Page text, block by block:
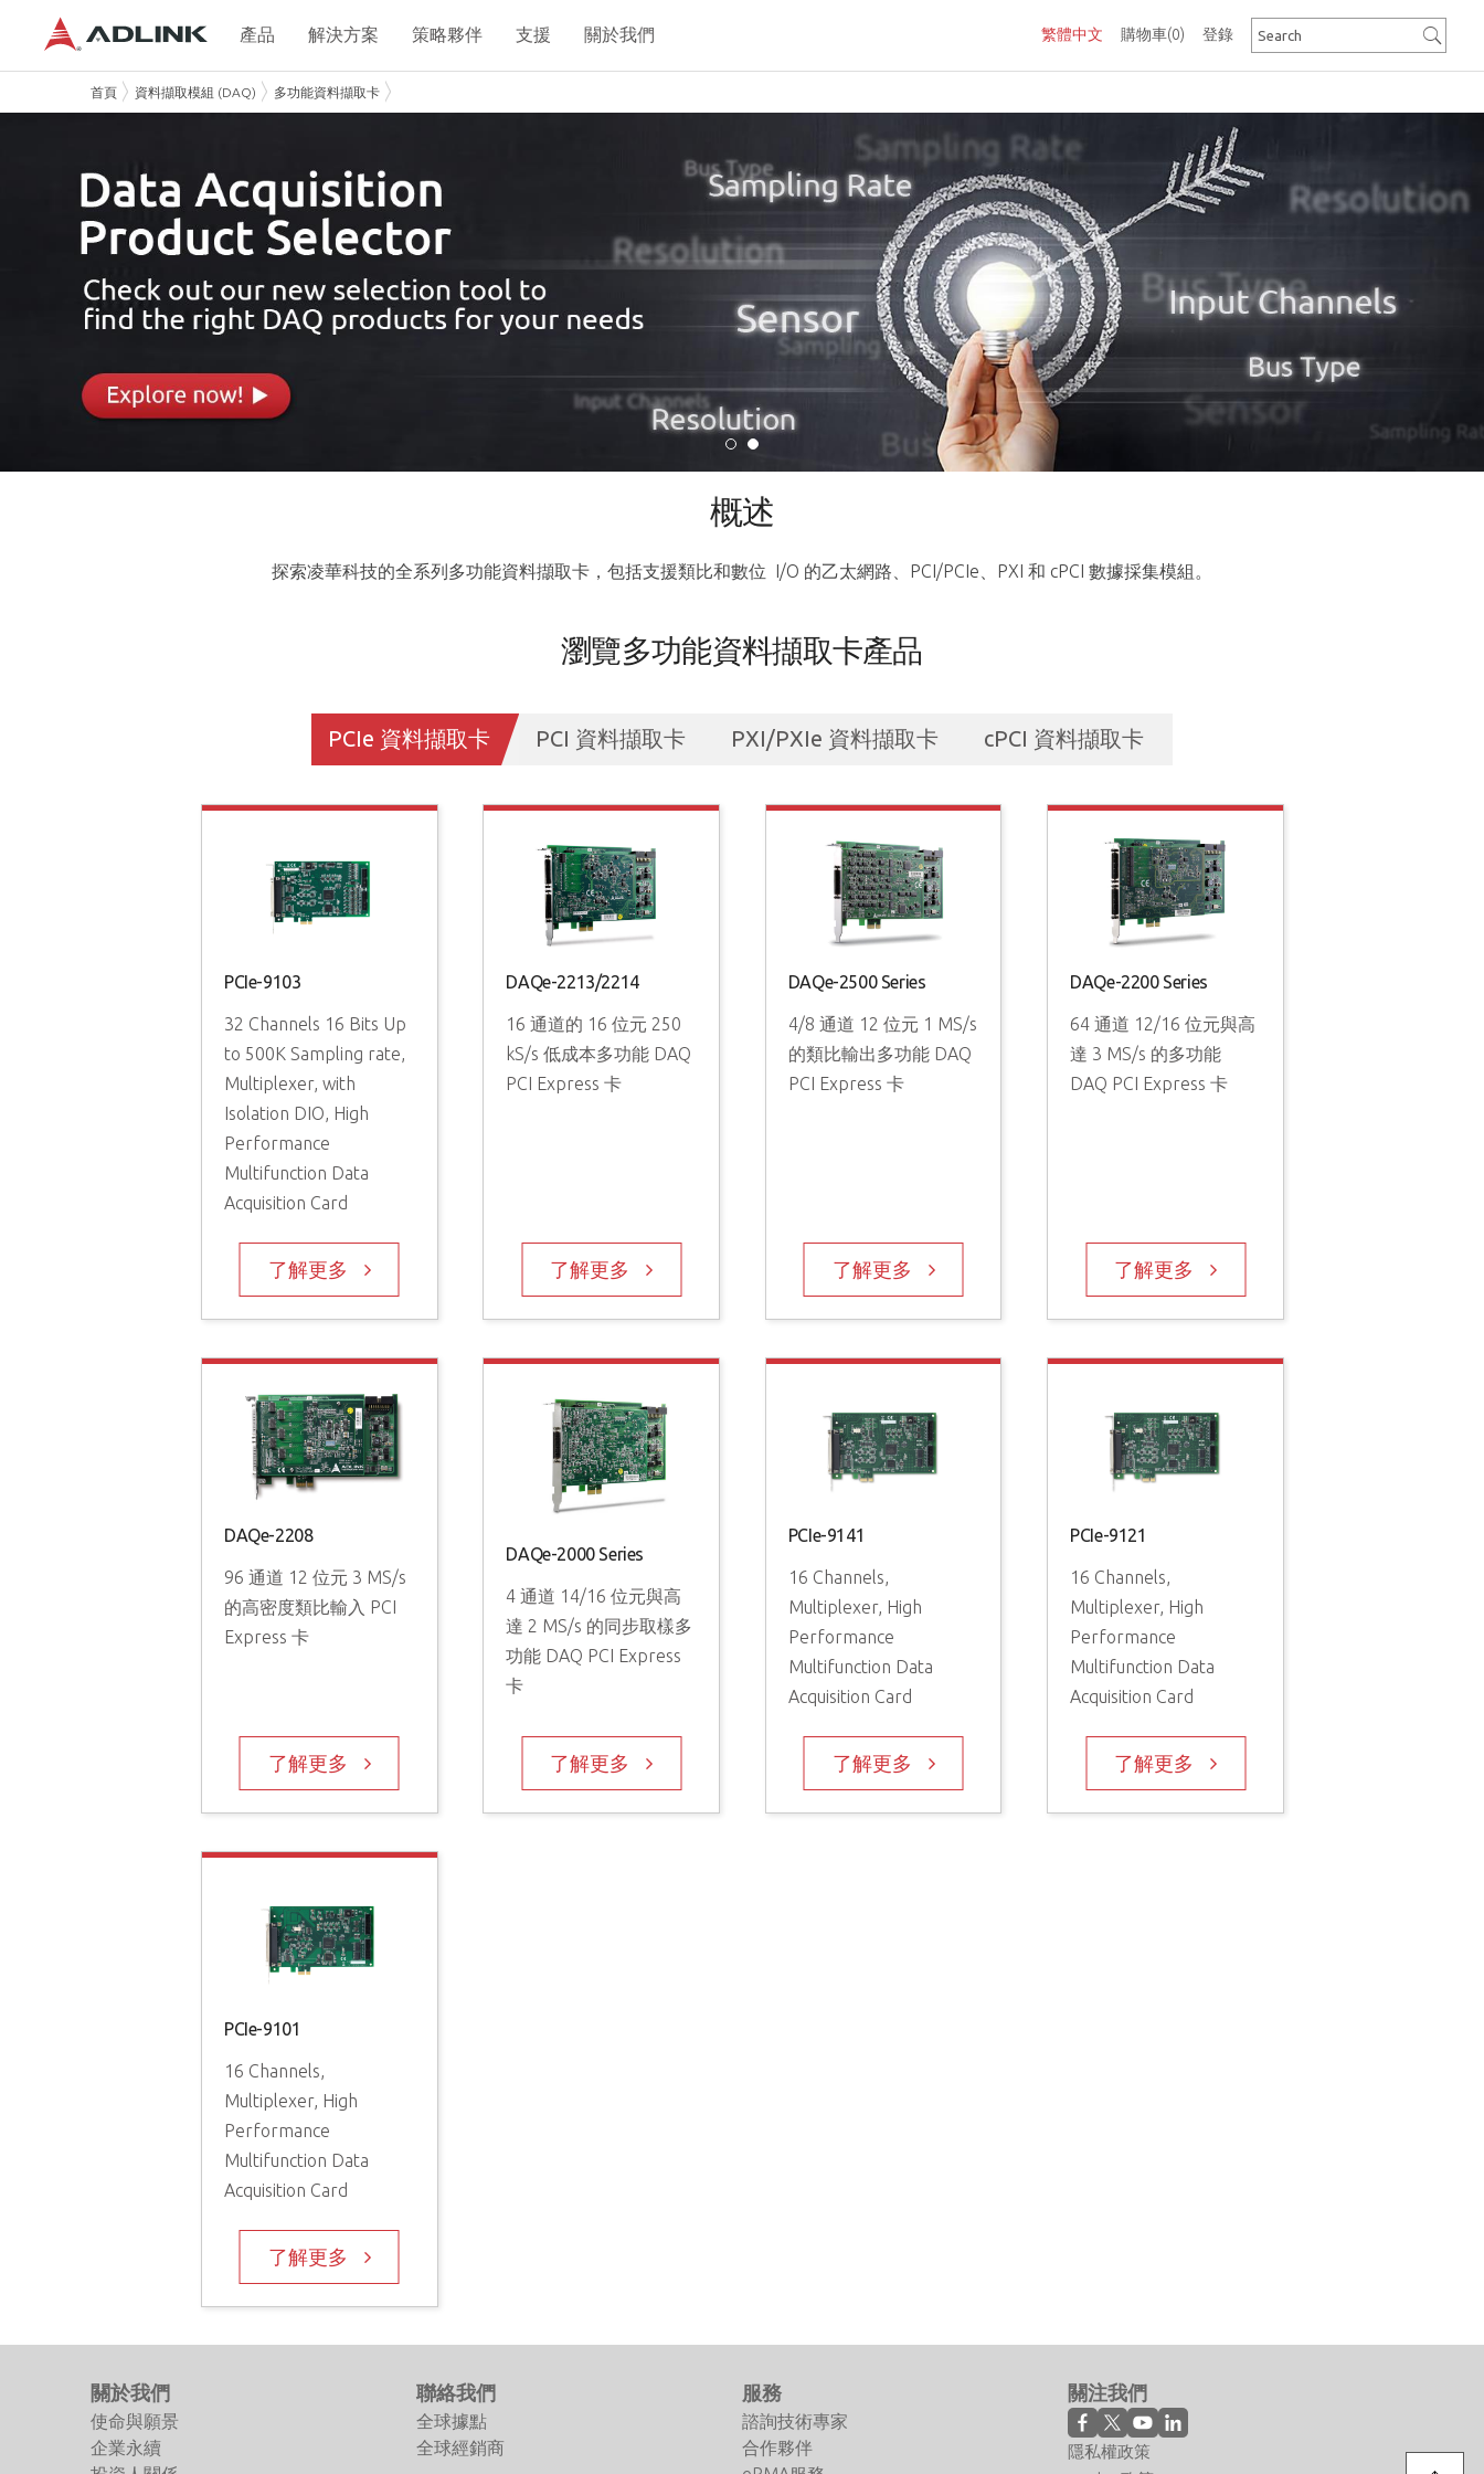
購物車(0)
繁體中文 登錄
產品 解決方案 策略夥伴 支援 關於我們
首頁 資料擷取模組 (DAQ) 多功能資料擷取卡
概述
探索凌華科技的全系列多功能資料擷取卡，包括支援類比和數位 I/O 的乙太網路、PCI/PCIe、PXI 和 cPCI 數據採集模組。
瀏覽多功能資料擷取卡產品
PCIe 資料擷取卡 PCI 資料擷取卡 PXI/PXIe 資料擷取卡 cPCI 資料擷取卡
PCIe-9103
32 Channels 16 Bits Up
to 500K Sampling rate,
Multiplexer, with
Isolation DIO, High
Performance
Multifunction Data
Acquisition Card
了解更多
DAQe-2213/2214
16 通道的 16 位元 250
kS/s 低成本多功能 DAQ
PCI Express 卡
了解更多
DAQe-2500 Series
4/8 通道 12 位元 1 MS/s
的類比輸出多功能 DAQ
PCI Express 卡
了解更多
DAQe-2200 Series
64 通道 12/16 位元與高
達 3 MS/s 的多功能
DAQ PCI Express 卡
了解更多
DAQe-2208
96 通道 12 位元 3 MS/s
的高密度類比輸入 PCI
Express 卡
了解更多
DAQe-2000 Series
4 通道 14/16 位元與高
達 2 MS/s 的同步取樣多
功能 DAQ PCI Express
卡
了解更多
PCIe-9141
16 Channels,
Multiplexer, High
Performance
Multifunction Data
Acquisition Card
了解更多
PCIe-9121
16 Channels,
Multiplexer, High
Performance
Multifunction Data
Acquisition Card
了解更多
PCIe-9101
16 Channels,
Multiplexer, High
Performance
Multifunction Data
Acquisition Card
了解更多
關於我們
使命與願景
企業永續
聯絡我們
全球據點
全球經銷商
服務
諮詢技術專家
合作夥伴
關注我們
隱私權政策